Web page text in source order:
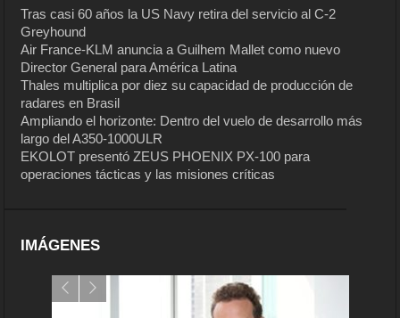
Tras casi 60 años la US Navy retira del servicio al C-2
Greyhound
Air France-KLM anuncia a Guilhem Mallet como nuevo
Director General para América Latina
Thales multiplica por diez su capacidad de producción de
radares en Brasil
Ampliando el horizonte: Dentro del vuelo de desarrollo más
largo del A350-1000ULR
EKOLOT presentó ZEUS PHOENIX PX-100 para
operaciones tácticas y las misiones críticas
IMÁGENES